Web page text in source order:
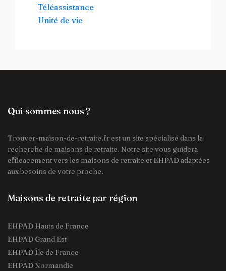
Téléassistance
Unité de vie
Qui sommes nous ?
Trouver-maison-de-retraite.fr est un site spécialisé dans la
recherche de maisons de retraite. Notre site vous guidera
efficacement vers les maisons de retraite et EHPAD adaptées
aux besoins de votre proche.
Maisons de retraite par région
EHPAD Hauts de France
EHPAD Grand Est
EHPAD Île de France
EHPAD Normandie